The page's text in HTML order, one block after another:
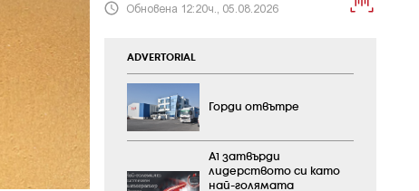
Обновена 12:20ч., 05.08.2026
ADVERTORIAL
Горди отвътре
А1 затвърди
лидерството си като
най-голямата